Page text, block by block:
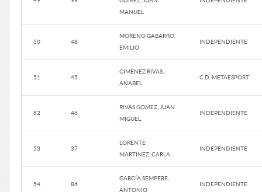
MANUEL
50 48
MORENO GABARRO,
EMILIO
INDEPENDIENTE
51 45
GIMENEZ RIVAS,
ANABEL
C.D. METAESPORT
52 46
RIVAS GOMEZ, JUAN
MIGUEL
INDEPENDIENTE
53 37
LORENTE
MARTINEZ, CARLA
INDEPENDIENTE
54 86
GARCÍA SEMPERE,
ANTONIO
INDEPENDIENTE